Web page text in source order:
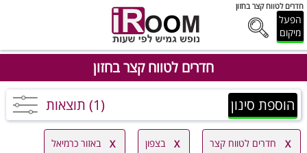
חדרים לטווח קצר בחזון
הפעל
מיקום
חדרים לטווח קצר בחזון
הוספת סינון (1) תוצאות
חדרים לטווח קצר בצפון באזור כרמיאל